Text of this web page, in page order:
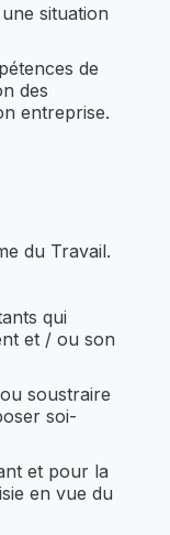
situation
de
des
entreprise.
du Travail.
qui
et / ou son
soustraire
soi-
et pour la
en vue du